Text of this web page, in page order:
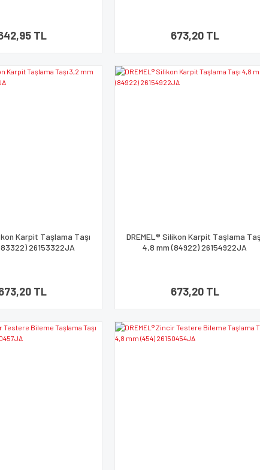
TL 673,20 TL
Karpit Taşlama Taşı
26153322JA
TL
DREMEL® Silikon Karpit Taşlama
4,8 mm (84922) 26154922JA
673,20 TL